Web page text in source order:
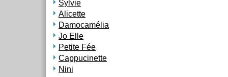
Sylvie
Alicette
Damocamélia
Jo Elle
Petite Fée
Cappucinette
Nini